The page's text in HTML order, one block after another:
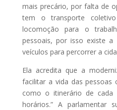
mais precário, por falta de
tem o transporte
locomoção para o
pessoais, por isso existe a
veículos para percorrer a
Ela acredita que a
facilitar a vida das pessoas
como o itinerário de cada
horários.” A parlamentar